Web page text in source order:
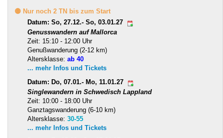
🟡 Nur noch 2 TN bis zum Start
Datum: So, 27.12.- So, 03.01.27
Genusswandern auf Mallorca
Zeit: 15:10 - 12:00 Uhr
Genußwanderung (2-12 km)
Altersklasse: ab 40
... mehr Infos und Tickets
Datum: Do, 07.01.- Mo, 11.01.27
Singlewandern in Schwedisch Lappland
Zeit: 10:00 - 18:00 Uhr
Ganztagswanderung (6-10 km)
Altersklasse: 30-55
... mehr Infos und Tickets